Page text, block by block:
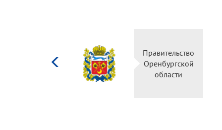
культуры
Российской
Правительство
Оренбургской
области